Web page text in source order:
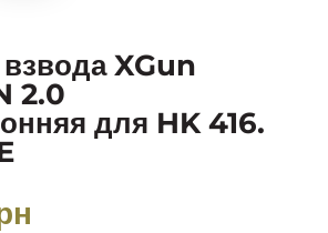
взвода XGun
2.0
для HK 416.